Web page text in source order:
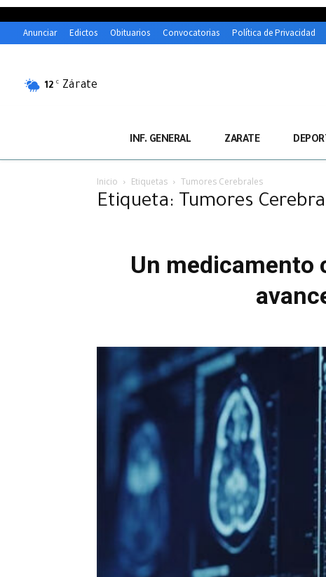
Anunciar Edictos Obituarios Convocatorias Política de Privacidad
12 C Zárate
INF. GENERAL ZARATE
Inicio Etiquetas Tumores Cerebrales
Etiqueta: Tumores
Un medicamento